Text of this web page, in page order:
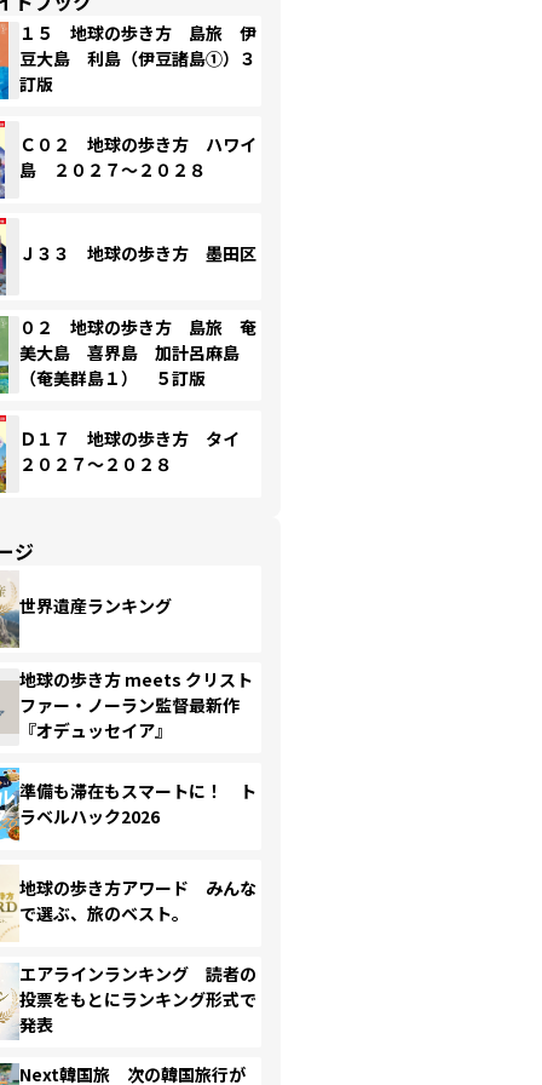
１５ 地球の歩き方 島旅 伊
豆大島 利島（伊豆諸島①）３
訂版
Ｃ０２ 地球の歩き方 ハワイ
島 ２０２７～２０２８
Ｊ３３ 地球の歩き方 墨田区
０２ 地球の歩き方 島旅 奄
美大島 喜界島 加計呂麻島
（奄美群島１） ５訂版
Ｄ１７ 地球の歩き方 タイ
２０２７～２０２８
ジ
世界遺産ランキング
地球の歩き方 meets クリスト
ファー・ノーラン監督最新作
『オデュッセイア』
準備も滞在もスマートに！ ト
ラベルハック2026
地球の歩き方アワード みんな
で選ぶ、旅のベスト。
エアラインランキング 読者の
投票をもとにランキング形式で
発表
Next韓国旅 次の韓国旅行が